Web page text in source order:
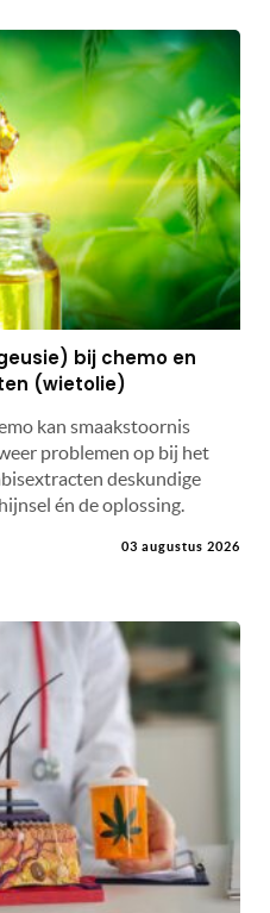
bij chemo en
(wietolie)
kan smaakstoornis
problemen op bij het
deskundige
én de oplossing.
03 augustus 2026